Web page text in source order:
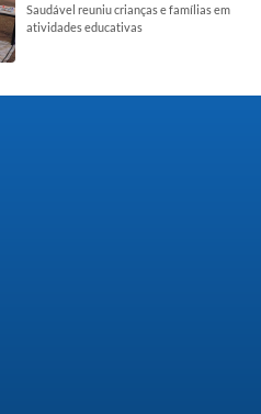
Saudável reuniu crianças e famílias em
atividades educativas